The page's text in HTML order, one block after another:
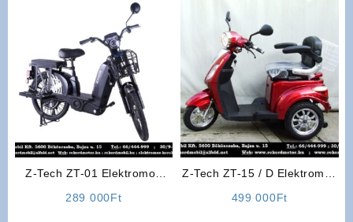
Z-Tech ZT-01 Elektromos
289 000Ft
Z-Tech ZT-15 / D Elektromos
499 000Ft